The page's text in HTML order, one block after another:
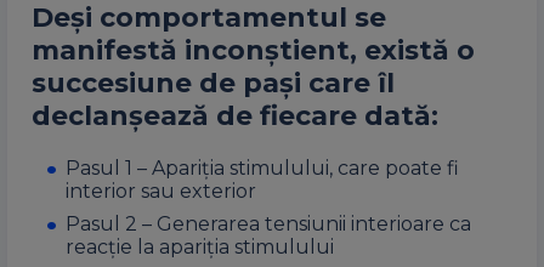
Deşi comportamentul se
manifestă inconştient, există o
succesiune de paşi care îl
declanşează de fiecare dată:
Pasul 1 – Apariţia stimulului, care poate fi
interior sau exterior
Pasul 2 – Generarea tensiunii interioare ca
reacţie la apariţia stimulului